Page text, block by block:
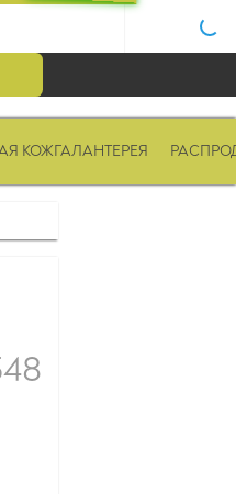
КОЖГАЛАНТЕРЕЯ